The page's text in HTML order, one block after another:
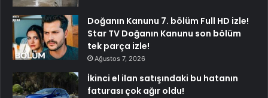
Doğanın Kanunu 7. bölüm Full HD izle!
Star TV Doğanın Kanunu son bölüm
tek parça izle!
Ağustos 7, 2026
İkinci el ilan satışındaki bu hatanın
faturası çok ağır oldu!